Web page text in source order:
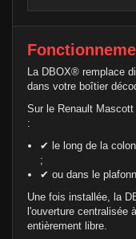
La DBOX® remplace
dans votre boîtier
Sur le Renault
:
✔ le long de la
;
✔ ou dans le
Une fois installée, la
l'ouverture centralisée
entièrement libre.